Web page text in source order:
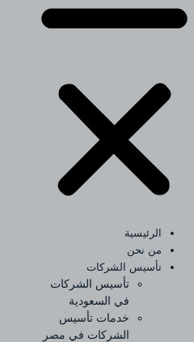
الرئيسية
من نحن
تأسيس الشركات
تأسيس الشركات
في السعودية
خدمات تأسيس
الشركات في مصر